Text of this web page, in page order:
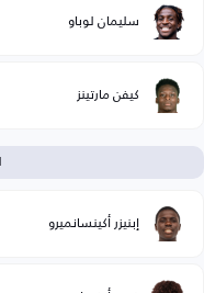
سليمان لوباو
كيفن مارتينز
إبنيزر أكينسانميرو